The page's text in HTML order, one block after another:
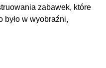
zabawek, które
było w wyobraźni,